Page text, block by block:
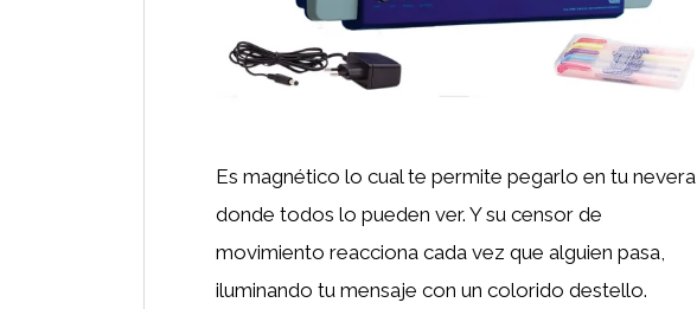
Es magnético lo cual te permite pegarlo en tu nevera
donde todos lo pueden ver. Y su censor de
movimiento reacciona cada vez que alguien pasa,
iluminando tu mensaje con un colorido destello.